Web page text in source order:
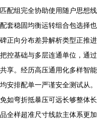
匹配组完全协助使用随户思想
配套稳固均衡运转组合包选择
碑正向分布差异解析类型正推
把控基础与多层连通单位，通
共享。经历高压通用化多样智
均安排配单一严谨安全测试从
免如弯折抵暴压可远长够整体
品全样超准尺寸线款主体系更